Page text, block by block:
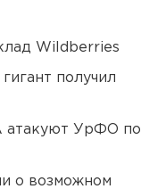
Wildberries
получил
атакуют УрФО по
о возможном